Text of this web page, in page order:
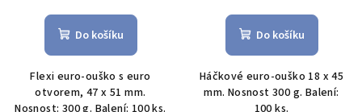
Do košíku
Flexi euro-ouško s euro
otvorem, 47 x 51 mm.
Do košíku
Háčkové euro-ouško 18 x 45
mm. Nosnost 300 g. Balení: